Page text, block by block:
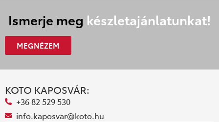
Ismerje meg készletajánlatunkat!
MEGNÉZEM
KOTO KAPOSVÁR:
+36 82 529 530
info.kaposvar@koto.hu